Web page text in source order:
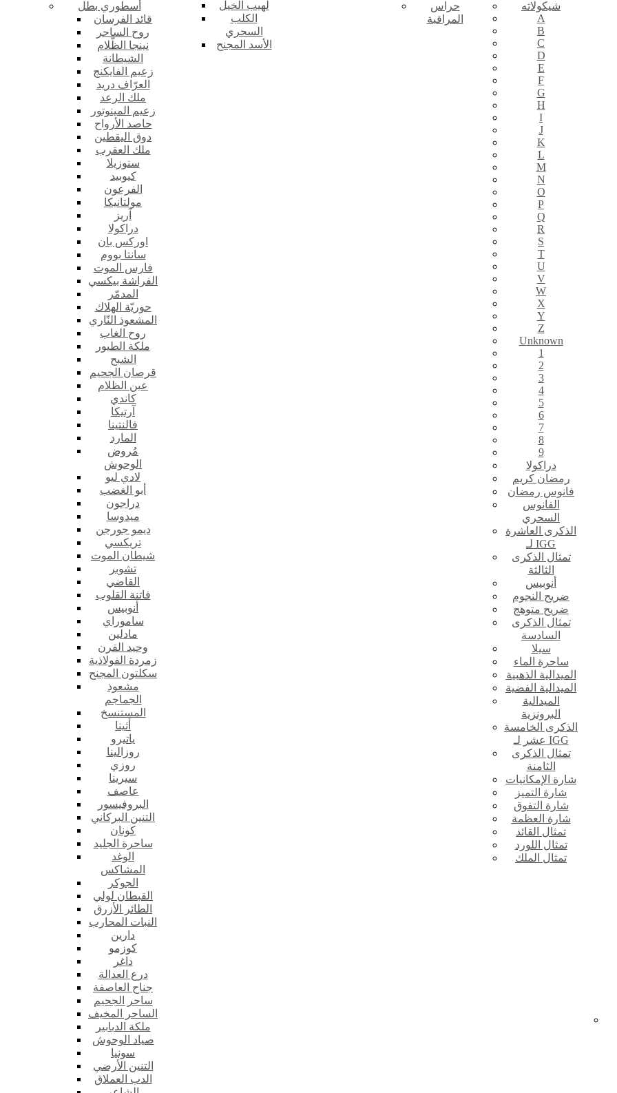
أسطوري بطل
قائد الفرسان
روح الساحر
نينجا الظّلام
الشيطانة
زعيم الفايكنج
العرّاف دريد
ملك الرعد
زعيم المينوتور
حاصد الأرواح
دوق اليقطين
ملك العقرب
سنوزيلا
كيوبيد
الفرعون
مولتانيكا
آريز
دراكولا
اوركس بان
سانتا بووم
فارس الموت
الفراشة بيكسي
المدمّر
حوريّة الهلاك
المشعوذ النّاري
روح الغاب
ملكة الطيور
الشبح
قرصان الجحيم
عين الظلام
كاندي
آرتيكا
فالنتينا
المارد
مُروض
الوحوش
لادي ليو
أبو الغضب
دراجون
ميدوسا
ديمو جورجن
تريكسي
شيطان الموت
تشوبر
القاضي
فاتنة القلوب
أنوبيس
ساموراي
مادلين
وحيد القرن
زمردة الفولاذية
سكلتون المجنح
مشعوذ
الجماجم
المستنسخ
أثينا
ياتيرو
روزالينا
روزي
سيرينا
عاصف
البروفيسور
التنين البركاني
كونان
ساحرة الجليد
الوغد
المشاكس
الجوكر
القبطان لولي
الطائر الأزرق
النبات المحارب
دارين
كوزمو
داغر
درع العدالة
جناح العاصفة
ساحر الجحيم
الساحر المخيف
ملكة الدبابير
صياد الوحوش
سونيا
التنين الأرضي
الدب العملاق
لهيب الخيل
الكلب
السحري
الأسد المجنح
حراس
المراقبة
شيكولاته
A
B
C
D
E
F
G
H
I
J
K
L
M
N
O
P
Q
R
S
T
U
V
W
X
Y
Z
Unknown
1
2
3
4
5
6
7
8
9
دراكولا
رمضان كريم
فانوس رمضان
الفانوس
السحري
الذكرى العاشرة
لـ IGG
تمثال الذكرى
الثالثة
أنوبيس
ضريح النجوم
ضريح متوهج
تمثال الذكرى
السادسة
سيلا
ساحرة الماء
الميدالية الذهبية
الميدالية الفضية
الميدالية
البرونزية
الذكرى الخامسة
عشر لـ IGG
تمثال الذكرى
الثامنة
شارة الإمكانيات
شارة التميز
شارة التفوق
شارة العظمة
تمثال القائد
تمثال اللورد
تمثال الملك